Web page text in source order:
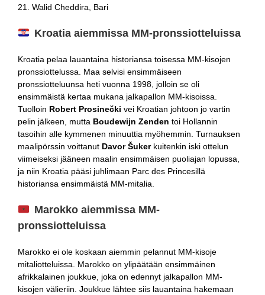
21. Walid Cheddira, Bari
Kroatia aiemmissa MM-pronssiotteluissa
Kroatia pelaa lauantaina historiansa toisessa MM-kisojen
pronssiottelussa. Maa selvisi ensimmäiseen
pronssiotteluunsa heti vuonna 1998, jolloin se oli
ensimmäistä kertaa mukana jalkapallon MM-kisoissa.
Tuolloin Robert Prosinečki vei Kroatian johtoon jo vartin
pelin jälkeen, mutta Boudewijn Zenden toi Hollannin
tasoihin alle kymmenen minuuttia myöhemmin. Turnauksen
maalipörssin voittanut Davor Šuker kuitenkin iski ottelun
viimeiseksi jääneen maalin ensimmäisen puoliajan lopussa,
ja niin Kroatia pääsi juhlimaan Parc des Princesillä
historiansa ensimmäistä MM-mitalia.
Marokko aiemmissa MM-
pronssiotteluissa
Marokko ei ole koskaan aiemmin pelannut MM-kisoje
mitaliotteluissa. Marokko on ylipäätään ensimmäinen
afrikkalainen joukkue, joka on edennyt jalkapallon MM-
kisojen välieriin. Joukkue lähtee siis lauantaina hakemaan